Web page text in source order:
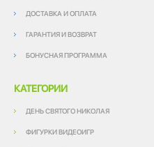
ДОСТАВКА И ОПЛАТА
ГАРАНТИЯ И ВОЗВРАТ
БОНУСНАЯ ПРОГРАММА
КАТЕГОРИИ
ДЕНЬ СВЯТОГО НИКОЛАЯ
ФИГУРКИ ВИДЕОИГР